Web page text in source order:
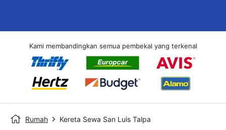
Kami membandingkan semua pembekal yang terkenal
Rumah Kereta Sewa San Luis Talpa